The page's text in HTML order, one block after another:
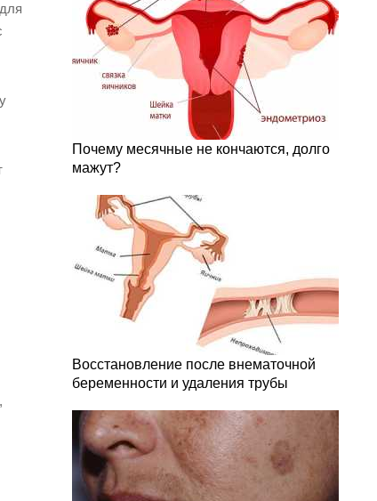
Почему месячные не кончаются, долго
мажут?
Восстановление после внематочной
беременности и удаления трубы